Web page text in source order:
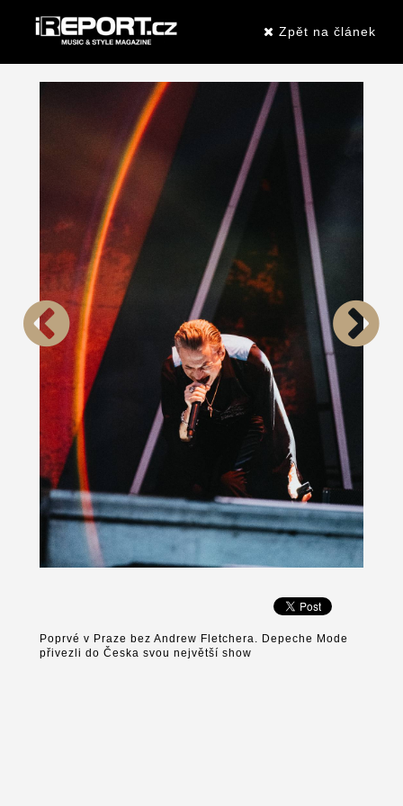
Zpět na článek
Poprvé v Praze bez Andrew Fletchera. Depeche Mode
přivezli do Česka svou největší show